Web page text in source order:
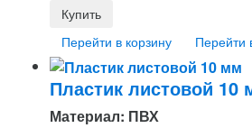
Перейти в корзину Перейти
Пластик листовой 10
Материал: ПВХ